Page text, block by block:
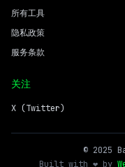
所有工具
隐私政策
服务条款
关注
X (Twitter)
© 2025
Built with ❤️ by